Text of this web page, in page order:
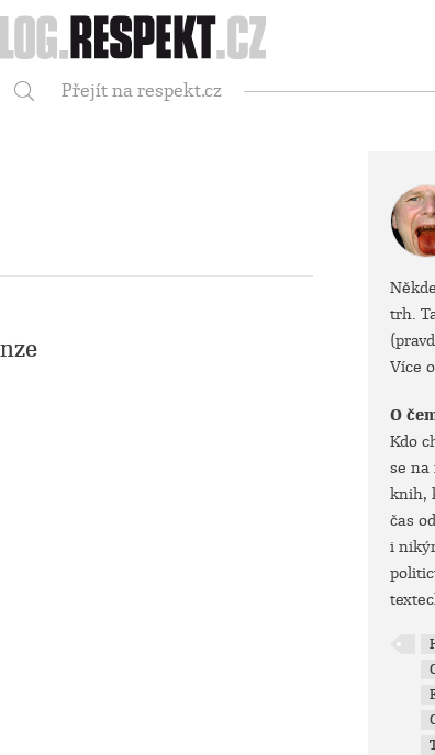
Respekt
Přejít na respekt.cz
trh.
Více
O
Kdo
se na
knih,
čas
i